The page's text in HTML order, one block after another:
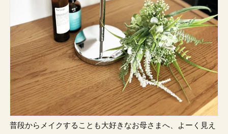
普段からメイクすることも大好きなお母さまへ、よーく見え